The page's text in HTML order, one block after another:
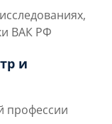
ВАК РФ
и
профессии